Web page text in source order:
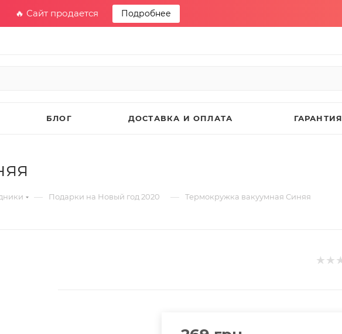
🔥 Сайт продается Подробнее
БЛОГ ДОСТАВКА И ОПЛАТА ГАРАНТИЯ
— Подарки на Новый год 2020 — Термокружка вакуумная Синяя